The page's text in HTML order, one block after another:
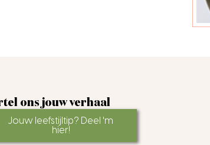
ons jouw verhaal
Jouw leefstijltip? Deel 'm
hier!